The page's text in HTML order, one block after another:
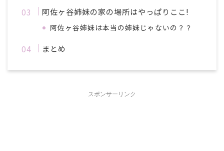
阿佐ヶ谷姉妹の家の場所はやっぱりここ!
阿佐ヶ谷姉妹は本当の姉妹じゃないの？？
まとめ
スポンサーリンク